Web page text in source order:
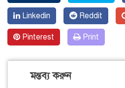
Linkedin Reddit
Pinterest Print
মন্তব্য করুন